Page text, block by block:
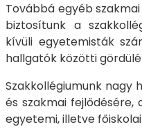
Továbbá egyéb
biztosítunk a
kívüli egyetemisták
hallgatók közötti
Szakkollégiumunk nagy
és szakmai fejlődésére,
egyetemi, illetve